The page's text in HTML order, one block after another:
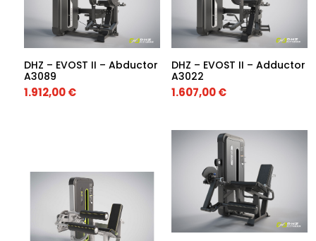
DHZ – EVOST II – Abductor
A3089
1.912,00€
DHZ – EVOST II – Adductor
A3022
1.607,00€